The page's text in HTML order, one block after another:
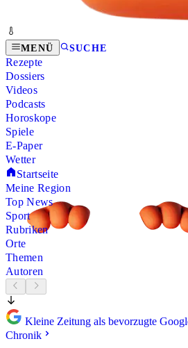
MENÜ SUCHE
Rezepte
Dossiers
Videos
Podcasts
Horoskope
Spiele
E-Paper
Wetter
Startseite
Meine Region
Top News
Sport
Rubriken
Orte
Themen
Autoren
Kleine Zeitung als bevorzugte
Chronik